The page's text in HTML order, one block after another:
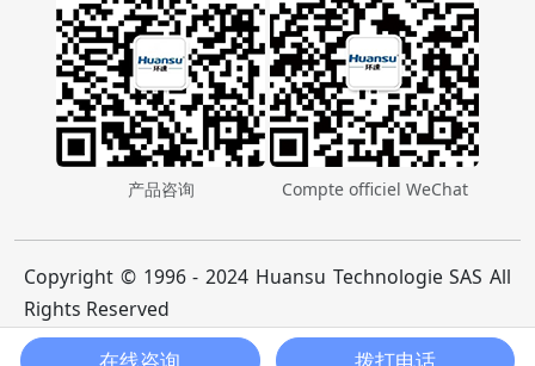
产品咨询 Compte officiel WeChat
Copyright © 1996 - 2024 Huansu Technologie SAS All
Rights Reserved
鲁ICP备12021030号-13
在线咨询 拨打电话